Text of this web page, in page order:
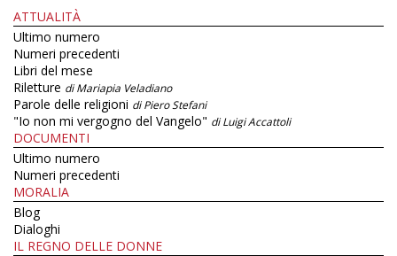
ATTUALITÀ
Ultimo numero
Numeri precedenti
Libri del mese
Riletture di Mariapia Veladiano
Parole delle religioni di Piero Stefani
"Io non mi vergogno del Vangelo" di Luigi Accattoli
DOCUMENTI
Ultimo numero
Numeri precedenti
MORALIA
Blog
Dialoghi
IL REGNO DELLE DONNE